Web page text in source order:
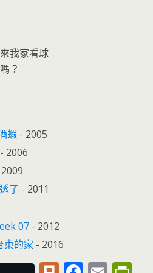
我家看球
？
蝦 - 2005
- 2006
了 - 2011
07 - 2012
東的家 - 2016